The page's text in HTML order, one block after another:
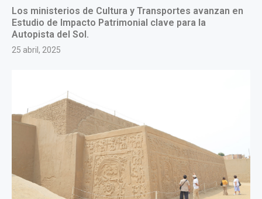
Los ministerios de Cultura y Transportes avanzan en
Estudio de Impacto Patrimonial clave para la
Autopista del Sol.
25 abril, 2025